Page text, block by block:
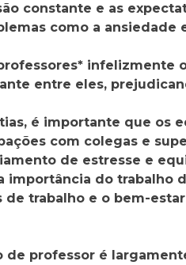
constante e as
como a ansiedade
infelizmente
entre eles,
é importante que os
com colegas e
de estresse e
importância do trabalho
de trabalho e o bem-
de professor é